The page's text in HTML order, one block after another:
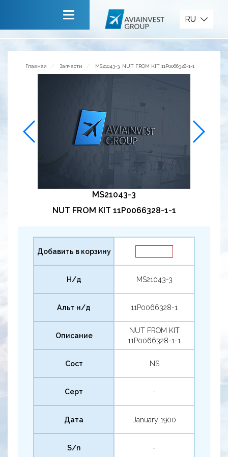
Сервисы
Обратная связь
RU
Главная Запчасти MS21043-3, NUT FROM KIT 11P0066328-1-1
MS21043-3
NUT FROM KIT 11P0066328-1-1
Добавить в корзину
Н/д MS21043-3
Альт н/д 11P0066328-1
Описание
NUT FROM KIT
11P0066328-1-1
Сост NS
Серт -
Дата January 1900
S/n -